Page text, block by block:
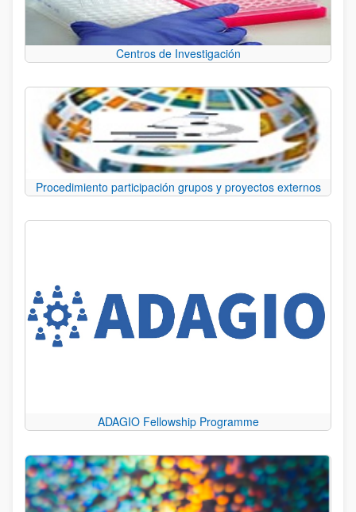
Centros de Investigación
Procedimiento participación grupos y proyectos externos
ADAGIO Fellowship Programme